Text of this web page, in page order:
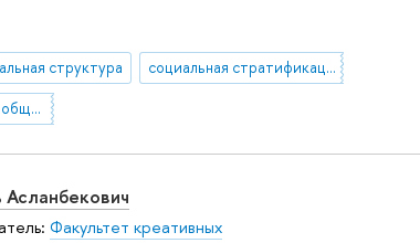
структура социальная стратификация
социальные классы, общности и группы
Факультет креативных